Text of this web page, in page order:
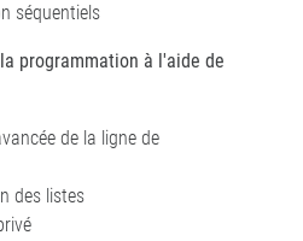
séquentiels
programmation à l'aide de
de la ligne de
des listes